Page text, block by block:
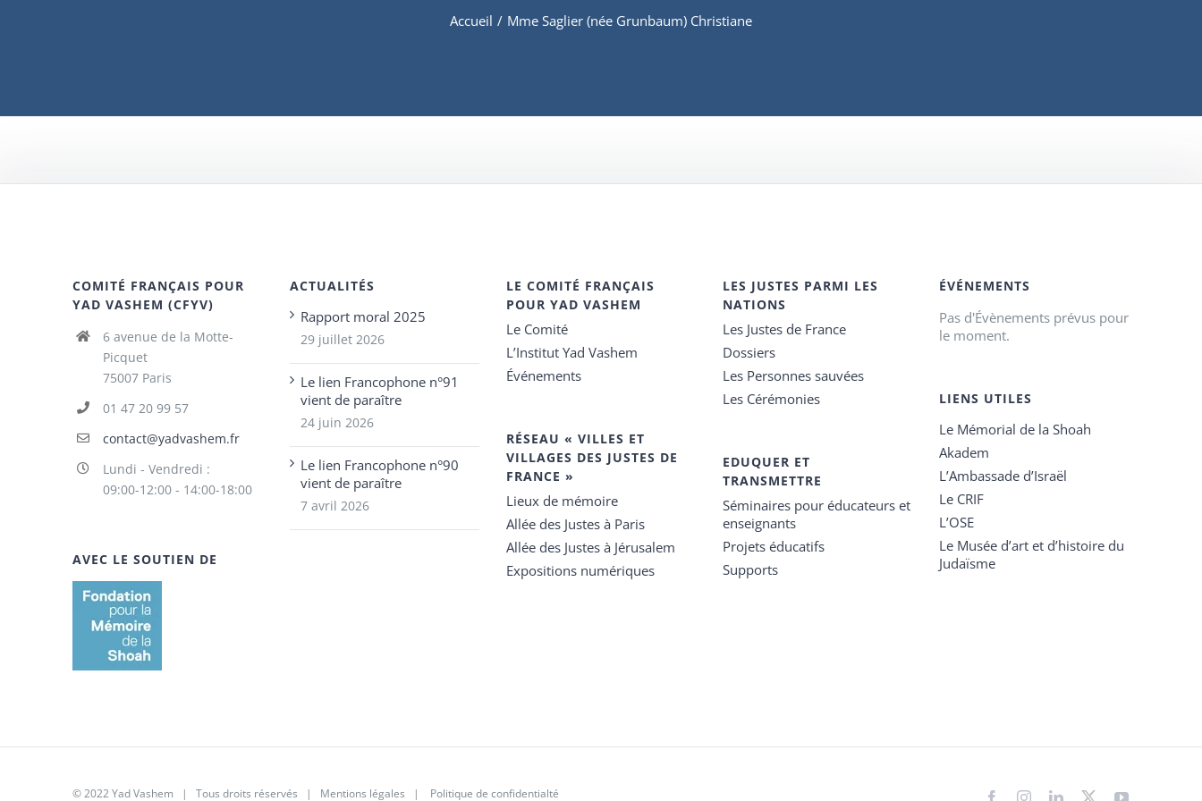
Accueil / Mme Saglier (née Grunbaum) Christiane
COMITÉ FRANÇAIS POUR
YAD VASHEM (CFYV)
6 avenue de la Motte-
Picquet
75007 Paris
01 47 20 99 57
contact@yadvashem.fr
Lundi - Vendredi :
09:00-12:00 - 14:00-18:00
AVEC LE SOUTIEN DE
ACTUALITÉS
Rapport moral 2025
29 juillet 2026
Le lien Francophone n°91
vient de paraître
24 juin 2026
Le lien Francophone n°90
vient de paraître
7 avril 2026
LE COMITÉ FRANÇAIS
POUR YAD VASHEM
Le Comité
L’Institut Yad Vashem
Événements
RÉSEAU « VILLES ET
VILLAGES DES JUSTES DE
FRANCE »
Lieux de mémoire
Allée des Justes à Paris
Allée des Justes à Jérusalem
Expositions numériques
LES JUSTES PARMI LES
NATIONS
Les Justes de France
Dossiers
Les Personnes sauvées
Les Cérémonies
EDUQUER ET
TRANSMETTRE
Séminaires pour éducateurs et
enseignants
Projets éducatifs
Supports
ÉVÉNEMENTS
Pas d'Évènements prévus pour
le moment.
LIENS UTILES
Le Mémorial de la Shoah
Akadem
L’Ambassade d’Israël
Le CRIF
L’OSE
Le Musée d’art et d’histoire du
Judaïsme
© 2022 Yad Vashem | Tous droits réservés | Mentions légales | Politique de confidentialté FacebookInstagramLinkedIn
X YouTube